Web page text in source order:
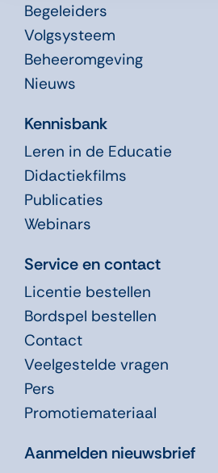
Begeleiders
Volgsysteem
Beheeromgeving
Nieuws
Kennisbank
Leren in de Educatie
Didactiekfilms
Publicaties
Webinars
Service en contact
Licentie bestellen
Bordspel bestellen
Contact
Veelgestelde vragen
Pers
Promotiemateriaal
Aanmelden nieuwsbrief